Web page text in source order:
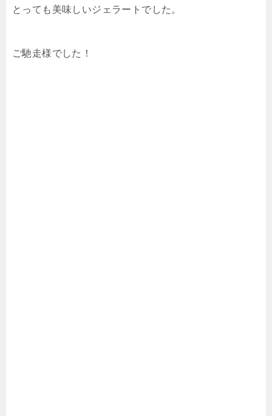
とっても美味しいジェラートでした。
ご馳走様でした！